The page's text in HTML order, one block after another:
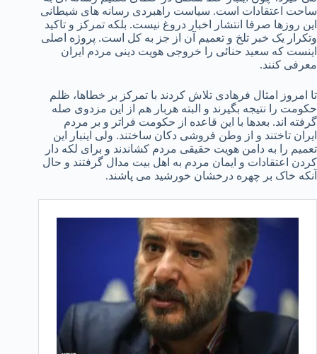
ساحت اعتقادات است. سیاست راهبردی رسانه های شیطانی
این روزها صرفا انتشار اخبار دروغ نیست. بلکه تمرکز و تاکید
وتکرار یک خبر تلخ و تعمیم آن از جز به کل است. پروژه اصلی
اینست که سعید حنائی را خروجی هویت دینی مردم ایران
معرفی کنند.
تا امروز امثال فرهادی تلاش کردند با تمرکز بر خطاها، ظلم
حکومت را نتیجه بگیرند و البته هربار هم از این مزدوی صله
گرفته اند. بعدها با این قاعده از حکومت فراتر و بر مردم
ایران تاختند و از وطن فروشی دکان ساختند. ولی اینبار این
تعمیم را به دامن هویت حقیقی مردم کشاندند و برای لکه دار
کردن اعتقادات و ایمان مردم به اهل بیت مدال گرفتند و حال
آنکه خاک بر چهره درخشان خورشید می پاشند.